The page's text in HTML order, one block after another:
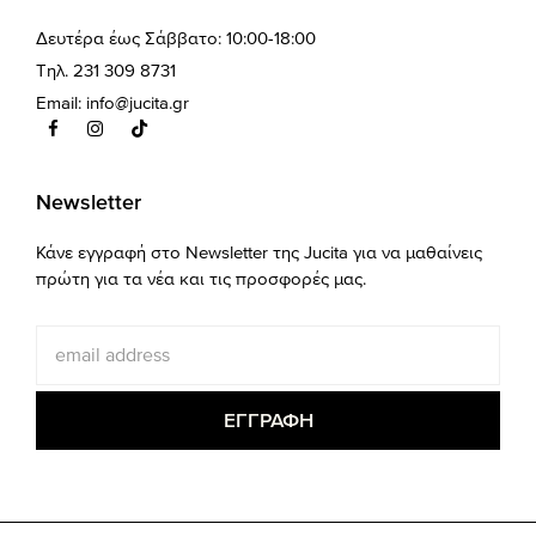
Δευτέρα έως Σάββατο: 10:00-18:00
Τηλ. 231 309 8731
Email: info@jucita.gr
Newsletter
Κάνε εγγραφή στο Newsletter της Jucita για να μαθαίνεις
πρώτη για τα νέα και τις προσφορές μας.